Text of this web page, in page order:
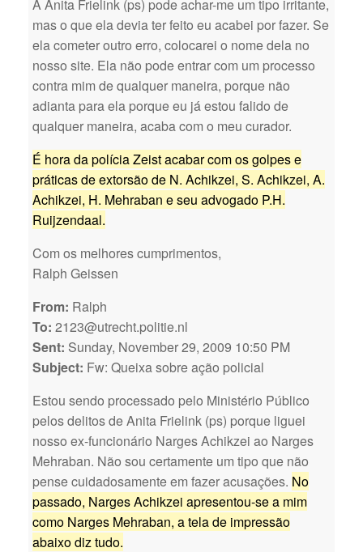
A Anita Frielink (ps) pode achar-me um tipo irritante,
mas o que ela devia ter feito eu acabei por fazer. Se
ela cometer outro erro, colocarei o nome dela no
nosso site. Ela não pode entrar com um processo
contra mim de qualquer maneira, porque não
adianta para ela porque eu já estou falido de
qualquer maneira, acaba com o meu curador.
É hora da polícia Zeist acabar com os golpes e
práticas de extorsão de N. Achikzei, S. Achikzei, A.
Achikzei, H. Mehraban e seu advogado P.H.
Ruijzendaal.
Com os melhores cumprimentos,
Ralph Geissen
From: Ralph
To: 2123@utrecht.politie.nl
Sent: Sunday, November 29, 2009 10:50 PM
Subject: Fw: Queixa sobre ação policial
Estou sendo processado pelo Ministério Público
pelos delitos de Anita Frielink (ps) porque liguei
nosso ex-funcionário Narges Achikzei ao Narges
Mehraban. Não sou certamente um tipo que não
pense cuidadosamente em fazer acusações. No
passado, Narges Achikzei apresentou-se a mim
como Narges Mehraban, a tela de impressão
abaixo diz tudo.